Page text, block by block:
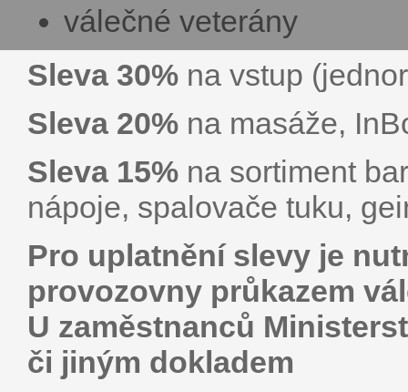
válečné veterány
Sleva 30% na vstup
Sleva 20% na masáže,
Sleva 15% na sortiment
nápoje, spalovače tuku,
Pro uplatnění slevy je
provozovny průkazem
U zaměstnanců
či jiným dokladem